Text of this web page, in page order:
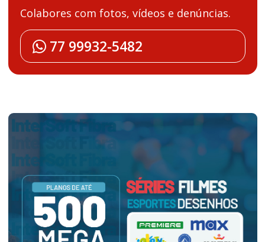
Colabores com fotos, vídeos e denúncias.
77 99932-5482